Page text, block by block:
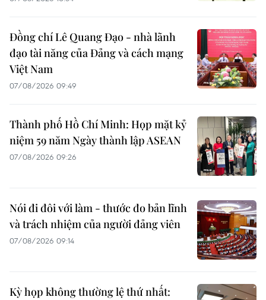
Đồng chí Lê Quang Đạo - nhà lãnh
đạo tài năng của Đảng và cách mạng
Việt Nam
07/08/2026 09:49
Thành phố Hồ Chí Minh: Họp mặt kỷ
niệm 59 năm Ngày thành lập ASEAN
07/08/2026 09:26
Nói đi đôi với làm - thước đo bản lĩnh
và trách nhiệm của người đảng viên
07/08/2026 09:14
Kỳ họp không thường lệ thứ nhất: